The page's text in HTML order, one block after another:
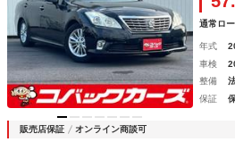
通常ロ
年式
車検
整備
保証
販売店保証 オンライン商談可